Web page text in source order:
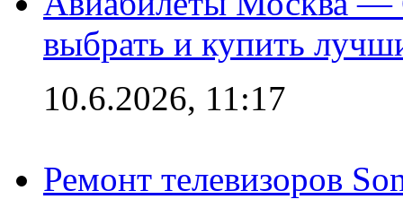
выбрать и купить
10.6.2026, 11:17
Ремонт телевизоров